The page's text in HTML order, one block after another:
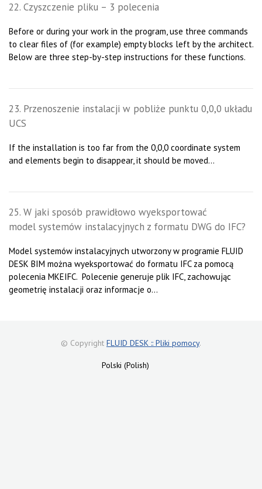
22. Czyszczenie pliku – 3 polecenia
Before or during your work in the program, use three commands
to clear files of (for example) empty blocks left by the architect.
Below are three step-by-step instructions for these functions.
23. Przenoszenie instalacji w pobliże punktu 0,0,0 układu
UCS
If the installation is too far from the 0,0,0 coordinate system
and elements begin to disappear, it should be moved...
25. W jaki sposób prawidłowo wyeksportować
model systemów instalacyjnych z formatu DWG do IFC?
Model systemów instalacyjnych utworzony w programie FLUID
DESK BIM można wyeksportować do formatu IFC za pomocą
polecenia MKEIFC. Polecenie generuje plik IFC, zachowując
geometrię instalacji oraz informacje o...
© Copyright FLUID DESK :: Pliki pomocy.
Polski (Polish)